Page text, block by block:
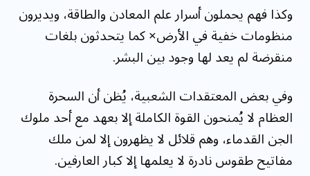
وكذا فهم يحملون أسرار علم المعادن والطاقة، ويديرون
منظومات خفية في الأرض× كما يتحدثون بلغات
منقرضة لم يعد لها وجود بين البشر.
وفي بعض المعتقدات الشعبية، يُظن أن السحرة
العظام لا يُمنحون القوة الكاملة إلا بعهد مع أحد ملوك
الجن القدماء، وهم قلائل لا يظهرون إلا لمن ملك
مفاتيح طقوس نادرة لا يعلمها إلا كبار العارفين.